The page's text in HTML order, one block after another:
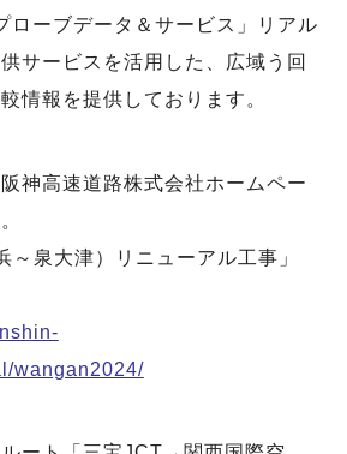
ローブデータ＆サービス」リアル
サービスを活用した、広域う回
情報を提供しております。
神高速道路株式会社ホームペー
～泉大津）リニューアル工事」
wangan2024/